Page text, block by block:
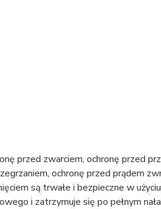
przed zwarciem, ochronę przed
ochronę przed prądem
są trwałe i bezpieczne w
i zatrzymuje się po pełnym